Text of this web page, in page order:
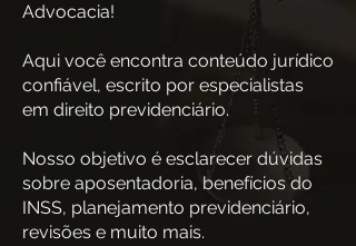
Advocacia!
Aqui você encontra conteúdo jurídico
confiável, escrito por especialistas
em direito previdenciário.
Nosso objetivo é esclarecer dúvidas
sobre aposentadoria, benefícios do
INSS, planejamento previdenciário,
revisões e muito mais.